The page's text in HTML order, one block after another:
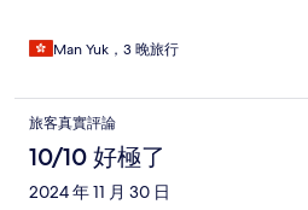
Man Yuk，3 晚旅行
旅客真實評論
10/10 好極了
2024 年 11 月 30 日